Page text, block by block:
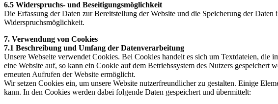
6.5 Widerspruchs- und Beseitigungsmöglichkeit
Die Erfassung der Daten zur Bereitstellung der Website und die Speicherung der
Widerspruchsmöglichkeit.
7. Verwendung von Cookies
7.1 Beschreibung und Umfang der Datenverarbeitung
Unsere Webseite verwendet Cookies. Bei Cookies handelt es sich um Textdateien,
eine Website auf, so kann ein Cookie auf dem Betriebssystem des Nutzers
erneuten Aufrufen der Website ermöglicht.
Wir setzen Cookies ein, um unsere Website nutzerfreundlicher zu gestalten. Einige
kann. In den Cookies werden dabei folgende Daten gespeichert und übermittelt: